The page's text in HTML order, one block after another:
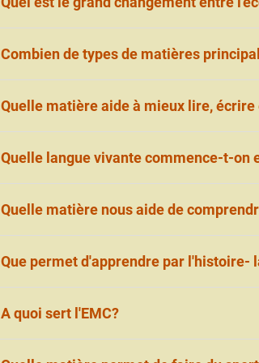
Au collège, il y a plusieurs professeurs
Combien de types de matières
Dans ce texte, l'on parle de quatre types
1. Le français et les langues
2. Les sciences
3.L'histoire et la géographie
4. Le sport et les arts
Quelle matière aide à mieux lire, écrire
Le français aide les élèves en tant que
Quelle langue vivante commence-t-on
On commence l'anglais.
Quelle matière nous aide de
Le SVT, la physique-chimie et la
Que permet d'apprendre par l'histoire-
Par l'histoire et la géographie, on
A quoi sert l'EMC?
En EMC, on apprend à respecter les